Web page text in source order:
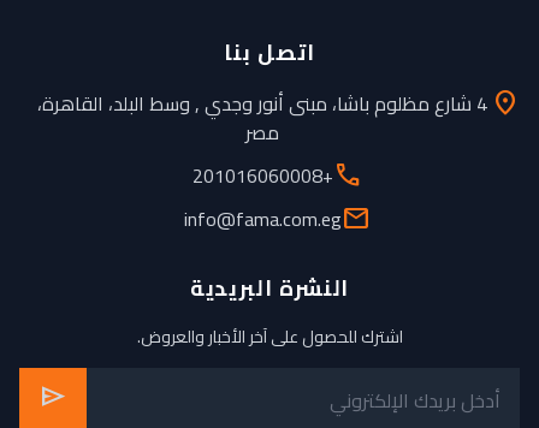
اتصل بنا
location_on
4 شارع مظلوم باشا، مبنى أنور وجدي , وسط البلد، القاهرة،
مصر
phone
+201016060008
mail
info@fama.com.eg
النشرة البريدية
اشترك للحصول على آخر الأخبار والعروض.
send